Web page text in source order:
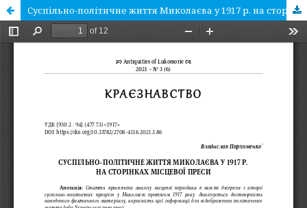
Суспільно-політичне життя Миколаєва у 1917 р. на сторінках місцевої преси